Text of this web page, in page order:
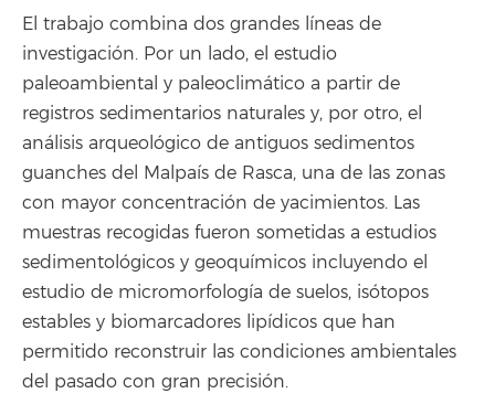
El trabajo combina dos grandes líneas de
investigación. Por un lado, el estudio
paleoambiental y paleoclimático a partir de
registros sedimentarios naturales y, por otro, el
análisis arqueológico de antiguos sedimentos
guanches del Malpaís de Rasca, una de las zonas
con mayor concentración de yacimientos. Las
muestras recogidas fueron sometidas a estudios
sedimentológicos y geoquímicos incluyendo el
estudio de micromorfología de suelos, isótopos
estables y biomarcadores lipídicos que han
permitido reconstruir las condiciones ambientales
del pasado con gran precisión.